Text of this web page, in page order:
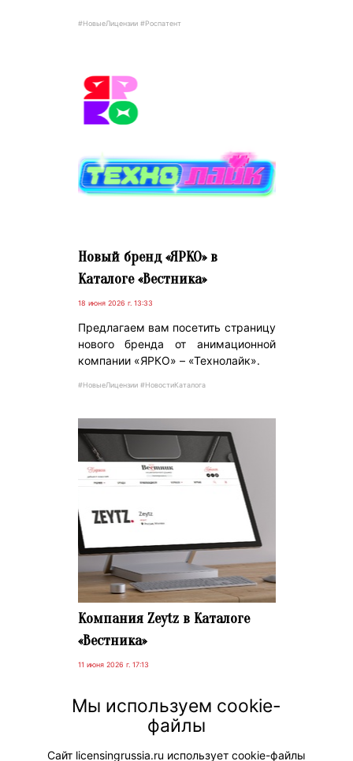
#НовыеЛицензии #Роспатент
Новый бренд «ЯРКО» в
Каталоге «Вестника»
18 июня 2026 г. 13:33
Предлагаем вам посетить страницу
нового бренда от анимационной
компании «ЯРКО» – «Технолайк».
#НовыеЛицензии #НовостиКаталога
Компания Zeytz в Каталоге
«Вестника»
11 июня 2026 г. 17:13
новой компании Zeytz в Каталоге
Мы используем cookie-
файлы
Сайт licensingrussia.ru использует cookie-файлы